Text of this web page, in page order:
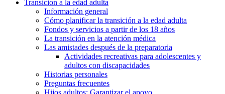
Transición a la edad adulta
Información general
Cómo planificar la transición a la edad adulta
Fondos y servicios a partir de los 18 años
La transición en la atención médica
Las amistades después de la preparatoria
Actividades recreativas para adolescentes y
adultos con discapacidades
Historias personales
Preguntas frecuentes
Hijos adultos: Garantizar el apoyo